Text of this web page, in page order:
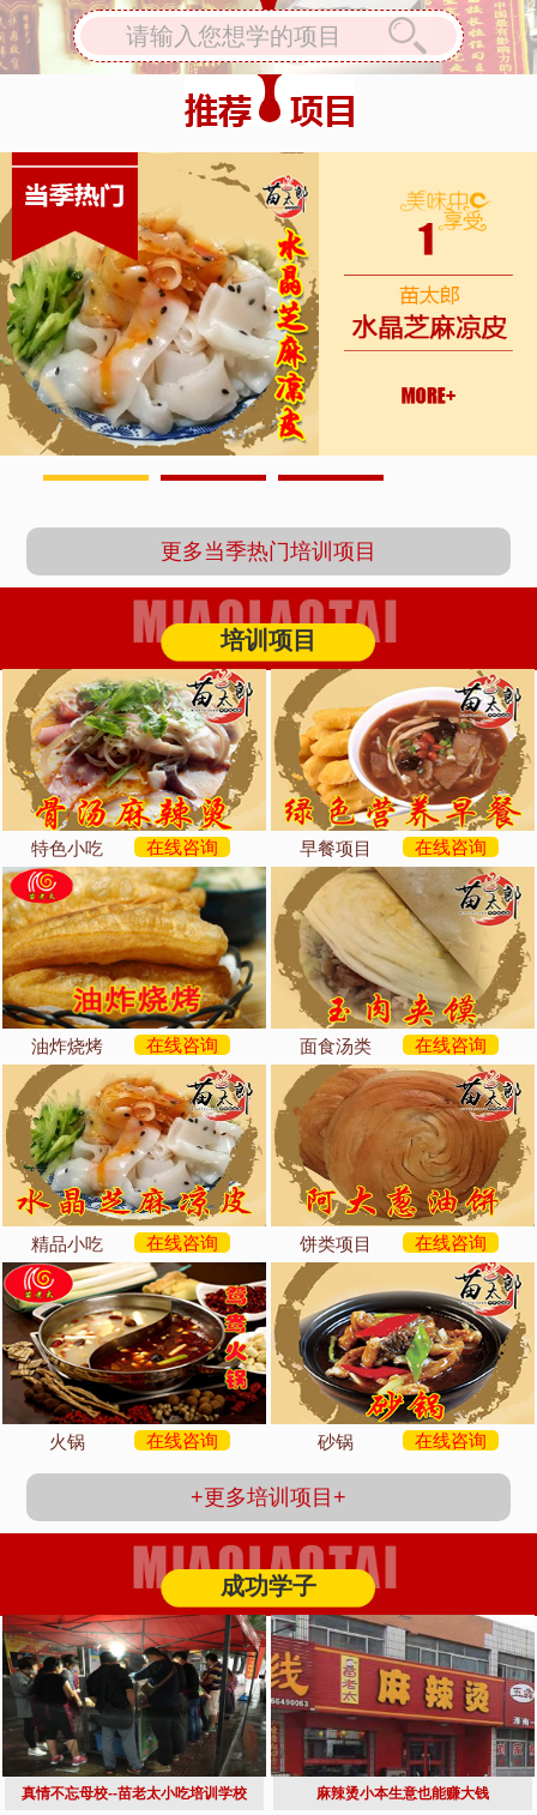
更多当季热门培训项目
培训项目
特色小吃 在线咨询 早餐项目 在线咨询
油炸烧烤 在线咨询 面食汤类 在线咨询
精品小吃 在线咨询 饼类项目 在线咨询
火锅 在线咨询 砂锅 在线咨询
+更多培训项目+
成功学子
真情不忘母校--苗老太小吃培训学校 麻辣烫小本生意也能赚大钱